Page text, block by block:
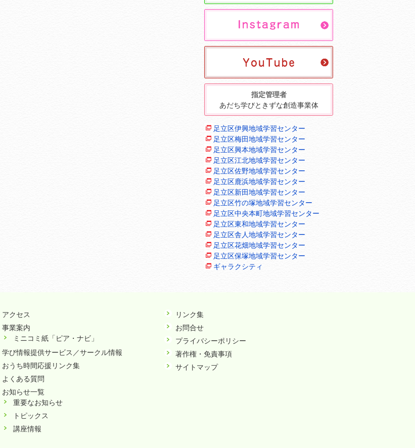
指定管理者
あだち学びときずな創造事業体
足立区伊興地域学習センター
足立区梅田地域学習センター
足立区興本地域学習センター
足立区江北地域学習センター
足立区佐野地域学習センター
足立区鹿浜地域学習センター
足立区新田地域学習センター
足立区竹の塚地域学習センター
足立区中央本町地域学習センター
足立区東和地域学習センター
足立区舎人地域学習センター
足立区花畑地域学習センター
足立区保塚地域学習センター
ギャラクシティ
アクセス
事業案内
ミニコミ紙「ピア・ナビ」
学び情報提供サービス／サークル情報
おうち時間応援リンク集
よくある質問
お知らせ一覧
重要なお知らせ
トピックス
講座情報
リンク集
お問合せ
プライバシーポリシー
著作権・免責事項
サイトマップ